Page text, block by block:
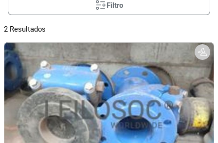
Filtro
2 Resultados